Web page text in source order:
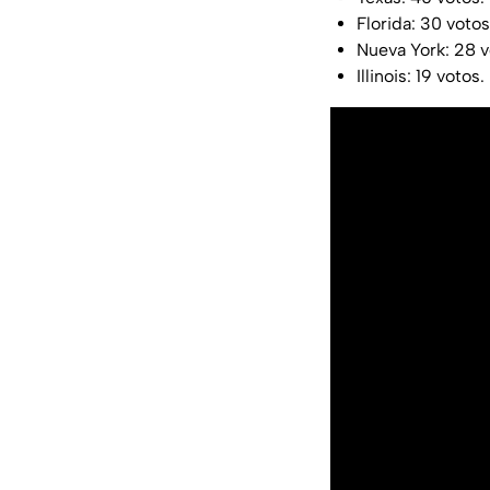
Florida: 30
Nueva York: 28
Illinois: 19 votos.